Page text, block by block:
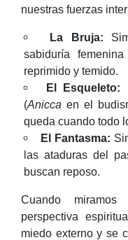
nuestras fuerzas
La Bruja:
sabiduría
reprimido y temido.
El Esqueleto:
(Anicca en el
queda cuando todo
El Fantasma:
las ataduras del
buscan reposo.
Cuando
perspectiva
miedo externo y se